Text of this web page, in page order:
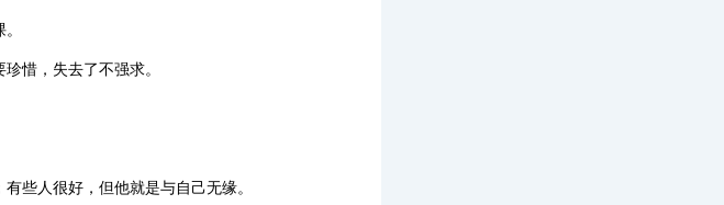
惜，失去了不强求。
些人很好，但他就是与自己无缘。